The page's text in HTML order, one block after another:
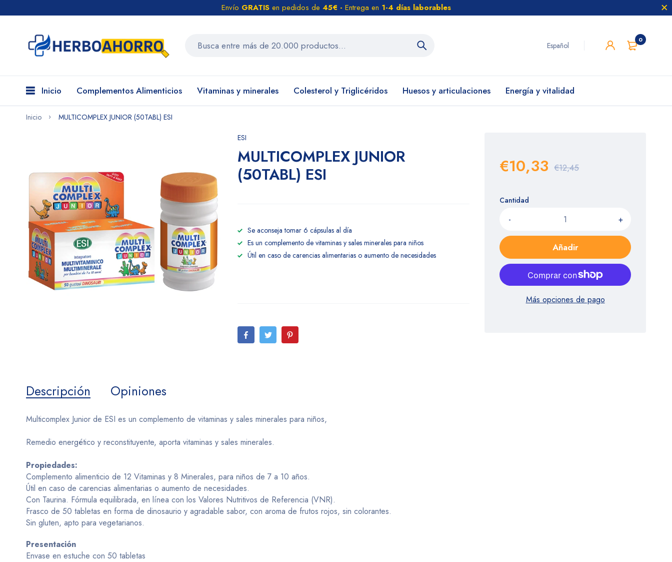
Envío GRATIS en pedidos de 45€ - Entrega en 1-4 días laborables
Español
0
Inicio Complementos Alimenticios Vitaminas y minerales Colesterol y Triglicéridos Huesos y articulaciones Energía y vitalidad
Inicio MULTICOMPLEX JUNIOR (50TABL) ESI
ESI
MULTICOMPLEX JUNIOR
(50TABL) ESI
Se aconseja tomar 6 cápsulas al día
Es un complemento de vitaminas y sales minerales para niños
Útil en caso de carencias alimentarias o aumento de necesidades
€10,33 €12,45
Cantidad
- +
Añadir
Más opciones de pago
Descripción Opiniones
Multicomplex Junior de ESI es un complemento de vitaminas y sales minerales para niños,
Remedio energético y reconstituyente, aporta vitaminas y sales minerales.
Propiedades:
Complemento alimenticio de 12 Vitaminas y 8 Minerales, para niños de 7 a 10 años.
Útil en caso de carencias alimentarias o aumento de necesidades.
Con Taurina. Fórmula equilibrada, en línea con los Valores Nutritivos de Referencia (VNR).
Frasco de 50 tabletas en forma de dinosaurio y agradable sabor, con aroma de frutos rojos, sin colorantes.
Sin gluten, apto para vegetarianos.
Presentación
Envase en estuche con 50 tabletas